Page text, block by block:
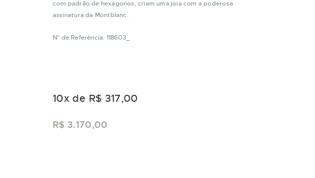
R$ 3.170,00
10x de R$ 317,00
com padrão de hexágonos, criam uma joia com a poderosa
assinatura da Montblanc.
N° de Referência: 118603_